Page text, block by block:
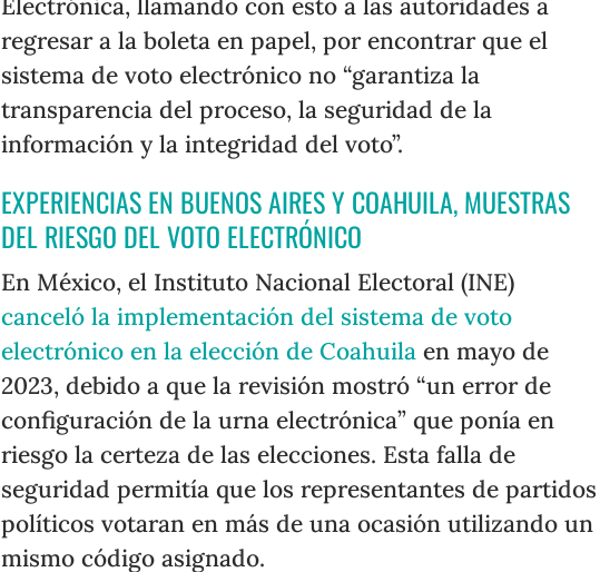
Electrónica, llamando con esto a las autoridades a
regresar a la boleta en papel, por encontrar que el
sistema de voto electrónico no “garantiza la
transparencia del proceso, la seguridad de la
información y la integridad del voto”.
EXPERIENCIAS EN BUENOS AIRES Y COAHUILA, MUESTRAS
DEL RIESGO DEL VOTO ELECTRÓNICO
En México, el Instituto Nacional Electoral (INE)
canceló la implementación del sistema de voto
electrónico en la elección de Coahuila en mayo de
2023, debido a que la revisión mostró “un error de
configuración de la urna electrónica” que ponía en
riesgo la certeza de las elecciones. Esta falla de
seguridad permitía que los representantes de partidos
políticos votaran en más de una ocasión utilizando un
mismo código asignado.